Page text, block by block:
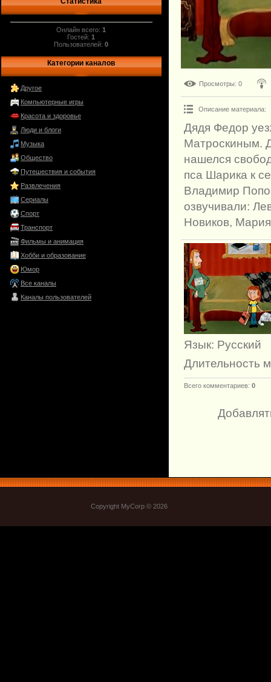
Онлайн всего:1
Гостей:1
Пользователей:0
Категории каналов
Другое
Компьютерные игры
Красота и здоровье
Люди и блоги
Музыка
Общество
Путешествия и события
Развлечения
Сериалы
Спорт
Транспорт
Фильмы и анимация
Хобби и образование
Юмор
Все каналы
Каналы пользователей
Просмотры: 0
Описание материала:
Дядя Федор
Матроскиным.
нашелся
пса Шарика к
Владимир
озвучивали:
Новиков,
Язык: Русский
Длительность
Всего комментариев: 0
Copyright MyCorp © 2026